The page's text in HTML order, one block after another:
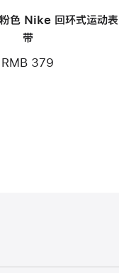
色 Nike 回环式运动表
带
RMB 379